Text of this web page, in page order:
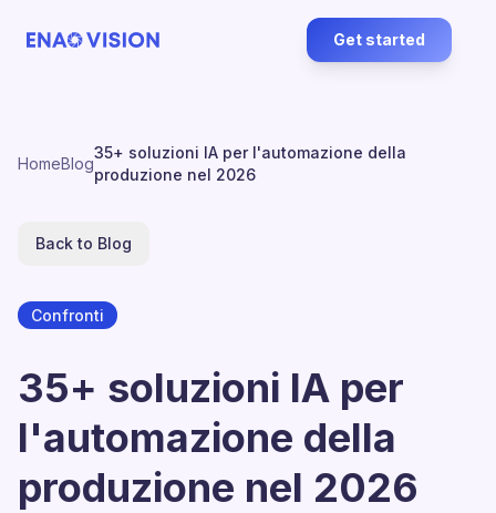
Get started
HomeBlog
35+ soluzioni IA per l'automazione della
produzione nel 2026
Back to Blog
Confronti
35+ soluzioni IA per
l'automazione della
produzione nel 2026